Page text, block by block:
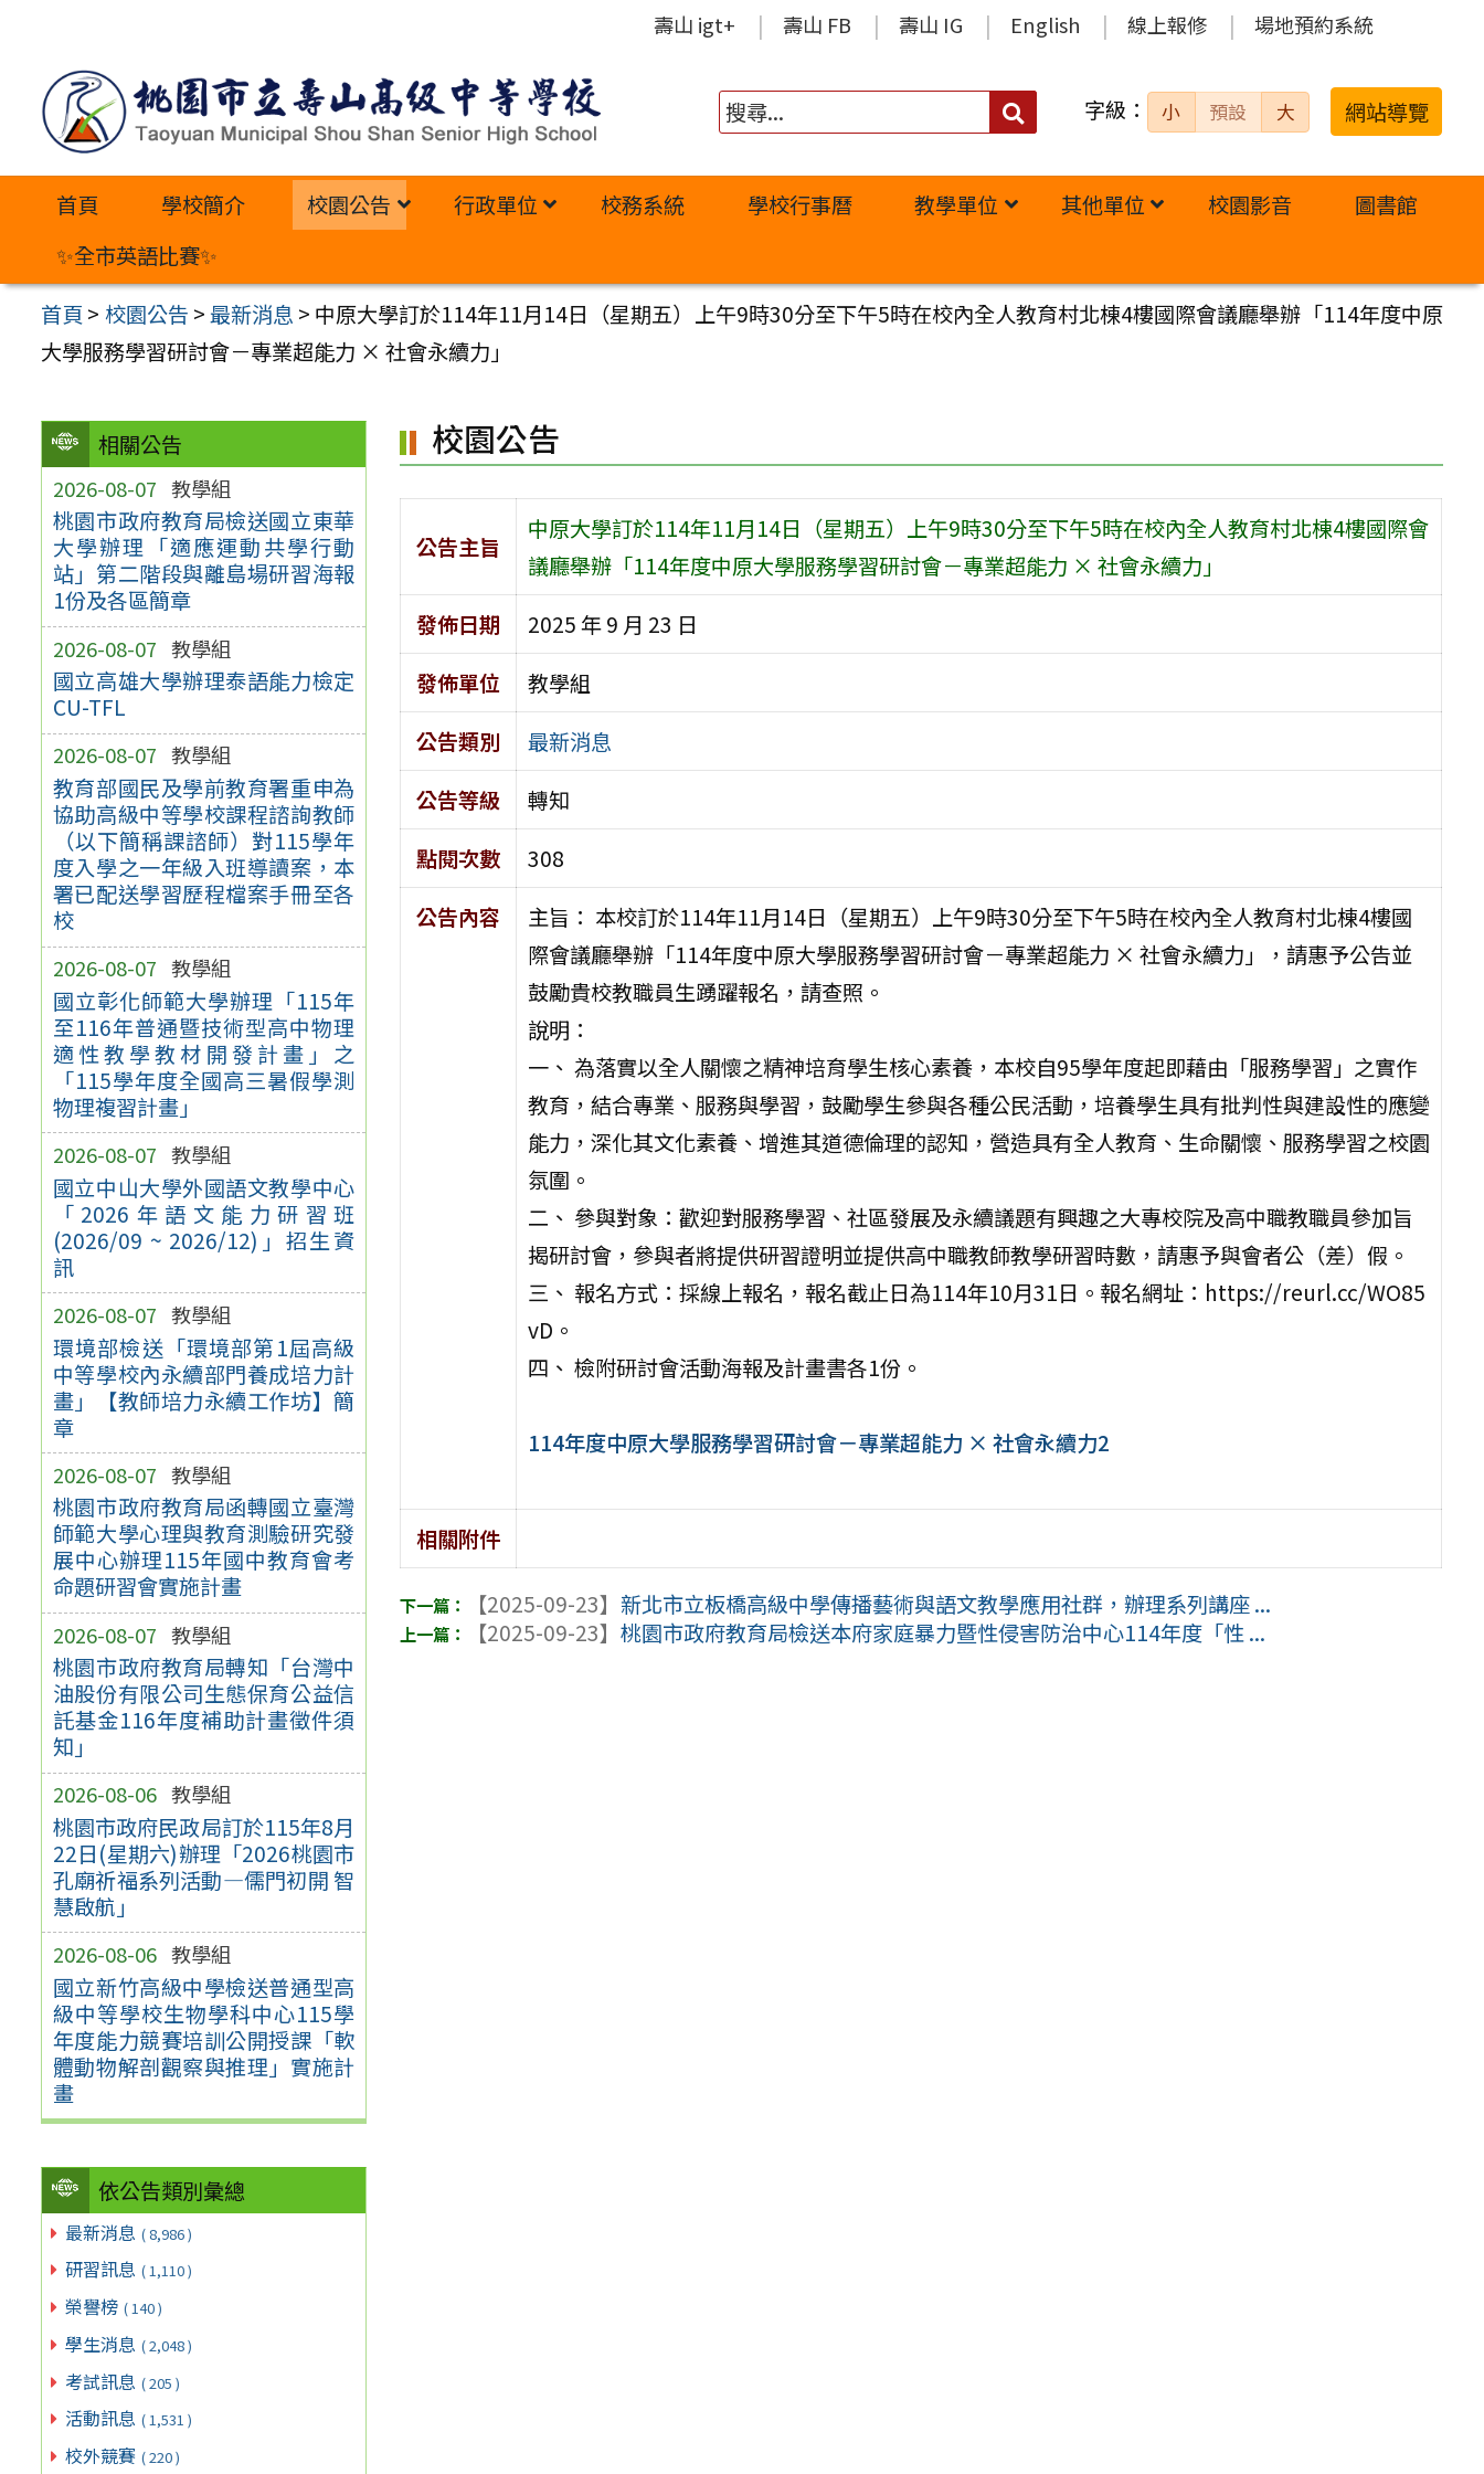
內
壽山 igt+ 壽山 FB 壽山 IG English 線上報修 場地預約系統
搜
字級： 小 預設 大 網站導覽
首頁 學校簡介 校園公告 行政單位 校務系統 學校行事曆 教學單位 其他單位 校園影音
圖書館
✨全市英語比賽✨
首頁 > 校園公告 >最新消息 > 中原大學訂於114年11月14日（星期五）上午9時30分至下午5時在校內全人教育村北棟4樓國際會議廳舉辦「114年度中原
大學服務學習研討會－專業超能力 × 社會永續力」
相關公告
2026-08-07 教學組
桃園市政府教育局檢送國立東華
大學辦理「適應運動共學行動
站」第二階段與離島場研習海報
1份及各區簡章
2026-08-07 教學組
國立高雄大學辦理泰語能力檢定
CU-TFL
2026-08-07 教學組
教育部國民及學前教育署重申為
協助高級中等學校課程諮詢教師
（以下簡稱課諮師）對115學年
度入學之一年級入班導讀案，本
署已配送學習歷程檔案手冊至各
校
2026-08-07 教學組
國立彰化師範大學辦理「115年
至116年普通暨技術型高中物理
適性教學教材開發計畫」之
「115學年度全國高三暑假學測
物理複習計畫」
2026-08-07 教學組
國立中山大學外國語文教學中心
「2026年語文能力研習班
(2026/09 ~ 2026/12)」招生資
訊
2026-08-07 教學組
環境部檢送「環境部第1屆高級
中等學校內永續部門養成培力計
畫」【教師培力永續工作坊】簡
章
2026-08-07 教學組
桃園市政府教育局函轉國立臺灣
師範大學心理與教育測驗研究發
展中心辦理115年國中教育會考
命題研習會實施計畫
2026-08-07 教學組
桃園市政府教育局轉知「台灣中
油股份有限公司生態保育公益信
託基金116年度補助計畫徵件須
知」
2026-08-06 教學組
桃園市政府民政局訂於115年8月
22日(星期六)辦理「2026桃園市
孔廟祈福系列活動—儒門初開 智
慧啟航」
2026-08-06 教學組
國立新竹高級中學檢送普通型高
級中等學校生物學科中心115學
年度能力競賽培訓公開授課「軟
體動物解剖觀察與推理」實施計
畫
依公告類別彙總
最新消息 ( 8,986 )
研習訊息 ( 1,110 )
榮譽榜 ( 140 )
學生消息 ( 2,048 )
考試訊息 ( 205 )
活動訊息 ( 1,531 )
校外競賽 ( 220 )
校園公告
公告主旨
中原大學訂於114年11月14日（星期五）上午9時30分至下午5時在校內全人教育村北棟4樓國際會
議廳舉辦「114年度中原大學服務學習研討會－專業超能力 × 社會永續力」
發佈日期
2025 年 9 月 23 日
發佈單位
教學組
公告類別
最新消息
公告等級
轉知
點閱次數
308
公告內容
主旨： 本校訂於114年11月14日（星期五）上午9時30分至下午5時在校內全人教育村北棟4樓國
際會議廳舉辦「114年度中原大學服務學習研討會－專業超能力 × 社會永續力」，請惠予公告並
鼓勵貴校教職員生踴躍報名，請查照。
說明：
一、 為落實以全人關懷之精神培育學生核心素養，本校自95學年度起即藉由「服務學習」之實作
教育，結合專業、服務與學習，鼓勵學生參與各種公民活動，培養學生具有批判性與建設性的應變
能力，深化其文化素養、增進其道德倫理的認知，營造具有全人教育、生命關懷、服務學習之校園
氛圍。
二、 參與對象：歡迎對服務學習、社區發展及永續議題有興趣之大專校院及高中職教職員參加旨
揭研討會，參與者將提供研習證明並提供高中職教師教學研習時數，請惠予與會者公（差）假。
三、 報名方式：採線上報名，報名截止日為114年10月31日。報名網址：https://reurl.cc/WO85
vD。
四、 檢附研討會活動海報及計畫書各1份。
114年度中原大學服務學習研討會－專業超能力 × 社會永續力2
相關附件
【2025-09-23】 新北市立板橋高級中學傳播藝術與語文教學應用社群，辦理系列講座 ...
【2025-09-23】桃園市政府教育局檢送本府家庭暴力暨性侵害防治中心114年度「性 ...